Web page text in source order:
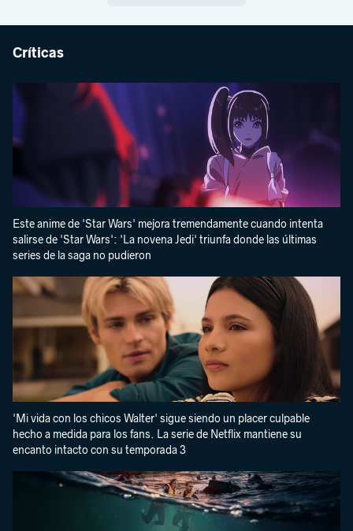
Críticas
Este anime de 'Star Wars' mejora tremendamente cuando intenta
salirse de 'Star Wars': 'La novena Jedi' triunfa donde las últimas
series de la saga no pudieron
'Mi vida con los chicos Walter' sigue siendo un placer culpable
hecho a medida para los fans. La serie de Netflix mantiene su
encanto intacto con su temporada 3